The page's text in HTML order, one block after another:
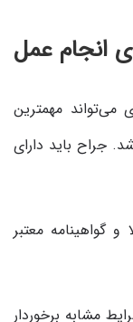
انجام عمل
می‌تواند مهمترین
جراح باید دارای
گواهینامه معتبر
مشابه برخوردار